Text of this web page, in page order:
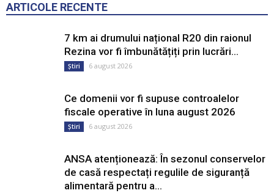
ARTICOLE RECENTE
7 km ai drumului național R20 din raionul
Rezina vor fi îmbunătățiți prin lucrări...
Știri 6 august 2026
Ce domenii vor fi supuse controalelor
fiscale operative în luna august 2026
Știri 6 august 2026
ANSA atenționează: În sezonul conservelor
de casă respectați regulile de siguranță
alimentară pentru a...